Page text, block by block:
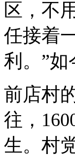
区，不
任接着
利。”
前店村
往，
生。村